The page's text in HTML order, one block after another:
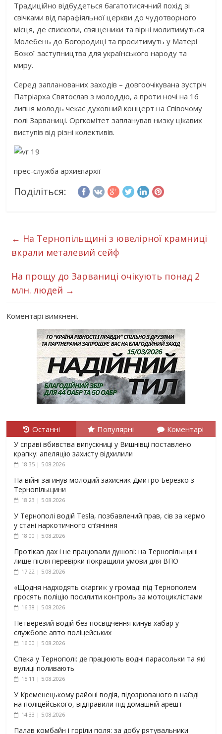
Традиційно відбудеться багатотисячний похід зі
свічками від парафіяльної церкви до чудотворного
місця, де єпископи, священики та вірні молитимуться
Молебень до Богородиці та проситимуть у Матері
Божої заступництва для українського народу та
миру.
Серед запланованих заходів – довгоочікувана зустріч
Патріарха Святослав з молоддю, а проти ночі на 16
липня молодь чекає духовний концерт на Співочому
полі Зарваниці. Оргкомітет запланував низку цікавих
виступів від різні колективів.
прес-служба архиєпархії
Поділіться:
← На Тернопільщині з ювелірної крамниці
вкрали металевий сейф
На прощу до Зарваниці очікують понад 2
млн. людей →
Коментарі вимкнені.
Останні Популярні Коментарі
У справі вбивства випускниці у Вишнівці поставлено
крапку: апеляцію захисту відхилили
18:35 | 5.08.2026
На війні загинув молодий захисник Дмитро Березко з
Тернопільщини
18:23 | 5.08.2026
У Тернополі водій Tesla, позбавлений прав, сів за кермо
у стані наркотичного сп’яніння
18:00 | 5.08.2026
Протікав дах і не працювали душові: на Тернопільщині
лише після перевірки покращили умови для ВПО
17:22 | 5.08.2026
«Щодня надходять скарги»: у громаді під Тернополем
просять поліцію посилити контроль за мотоциклістами
16:38 | 5.08.2026
Нетверезий водій без посвідчення кинув хабар у
службове авто поліцейських
16:00 | 5.08.2026
Спека у Тернополі: де працюють водні парасольки та які
вулиці поливають
15:11 | 5.08.2026
У Кременецькому районі водія, підозрюваного в наїзді
на поліцейського, відправили під домашній арешт
14:33 | 5.08.2026
Палав комбайн і горіли поля: за добу рятувальники